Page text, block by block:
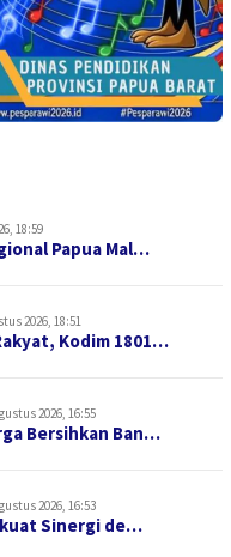
18:59
Papua Mal…
2026, 18:51
Kodim 1801…
2026, 16:55
Bersihkan Ban…
2026, 16:53
Sinergi de…